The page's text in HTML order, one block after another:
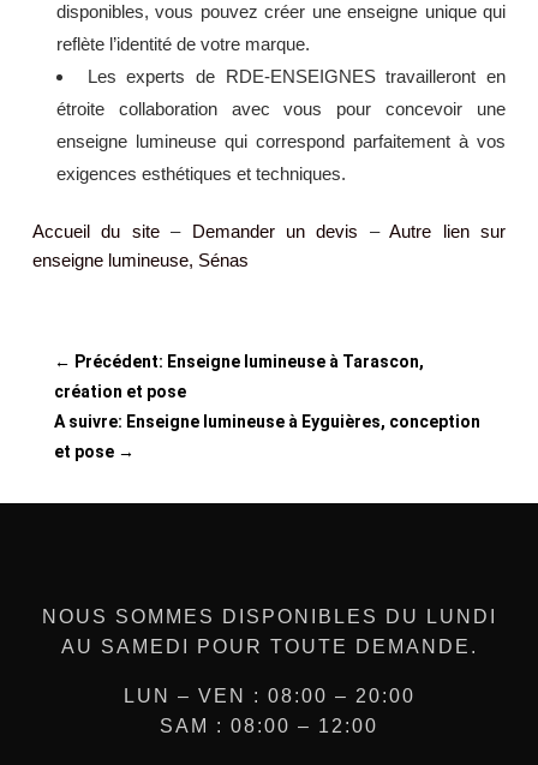
disponibles, vous pouvez créer une enseigne unique qui
reflète l’identité de votre marque.
Les experts de RDE-ENSEIGNES travailleront en
étroite collaboration avec vous pour concevoir une
enseigne lumineuse qui correspond parfaitement à vos
exigences esthétiques et techniques.
Accueil du site– Demander un devis –Autre lien sur
enseigne lumineuse, Sénas
← Précédent: Enseigne lumineuse à Tarascon,
création et pose
A suivre: Enseigne lumineuse à Eyguières, conception
et pose→
NOUS SOMMES DISPONIBLES DU LUNDI
AU SAMEDI POUR TOUTE DEMANDE.
LUN – VEN : 08:00 – 20:00
SAM : 08:00 – 12:00